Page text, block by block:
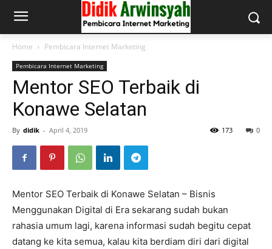
Home Pembicara Internet Marketing
Pembicara Internet Marketing
Mentor SEO Terbaik di
Konawe Selatan
By didik - April 4, 2019 0
173
Mentor SEO Terbaik di Konawe Selatan – Bisnis
Menggunakan Digital di Era sekarang sudah bukan
rahasia umum lagi, karena informasi sudah begitu cepat
datang ke kita semua, kalau kita berdiam diri dari digital